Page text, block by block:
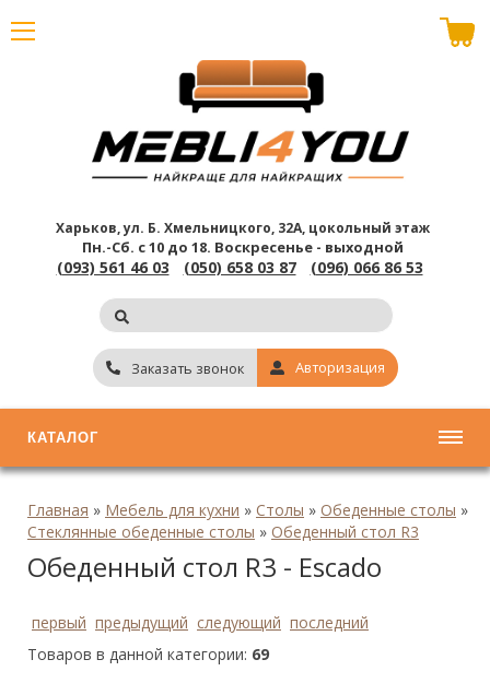
Харьков, ул. Б. Хмельницкого, 32А, цокольный этаж
Пн.-Сб. с 10 до 18. Воскресенье - выходной
(093) 561 46 03 (050) 658 03 87 (096) 066 86 53
Заказать звонок Авторизация
КАТАЛОГ
Главная » Мебель для кухни » Столы » Обеденные столы »
Стеклянные обеденные столы » Обеденный стол R3
Обеденный стол R3 - Escado
первый предыдущий следующий последний
Товаров в данной категории: 69
В корзине пусто